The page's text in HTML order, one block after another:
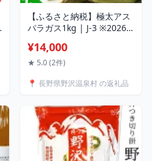
【ふるさと納税】極太アス
パラガス1kg | J-3 ※2026
予定
¥14,000
★ 5.0 (2件)
📍 長野県野沢温泉村 の返礼品